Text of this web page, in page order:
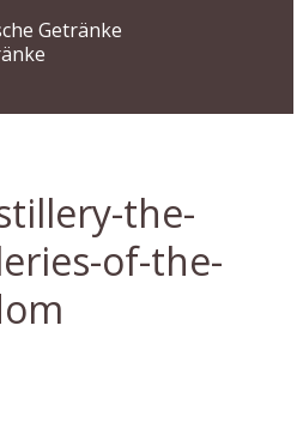
Getränke
the-
of-the-